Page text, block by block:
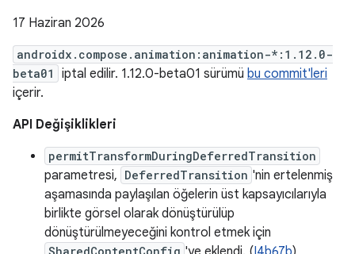
17 Haziran 2026
androidx.compose.animation:animation-*:1.12.0-
beta01
iptal edilir. 1.12.0-beta01 sürümü bu commit'leri
içerir.
API Değişiklikleri
permitTransformDuringDeferredTransition
parametresi, DeferredTransition 'nin ertelenmiş
aşamasında paylaşılan öğelerin üst kapsayıcılarıyla
birlikte görsel olarak dönüştürülüp
dönüştürülmeyeceğini kontrol etmek için